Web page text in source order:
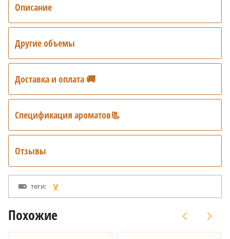
Описание
Другие объемы
Доставка и оплата 🚚
Спецификация ароматов📃
Отзывы
теги: V
Похожие